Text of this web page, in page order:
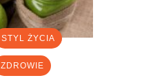
STYL ŻYCIA
ZDROWIE